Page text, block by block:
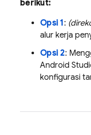
berikut:
Opsi 1:
alur kerja
Opsi 2:
Android
konfigurasi